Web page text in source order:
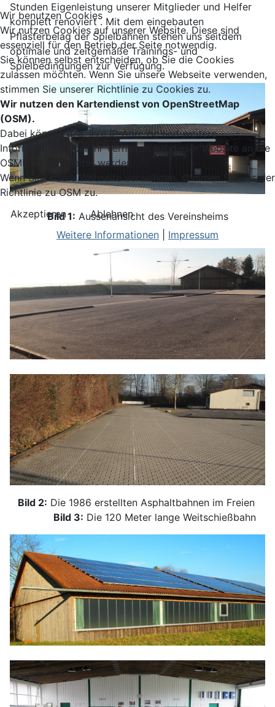
Stunden Eigenleistung unserer Mitglieder und Helfer
komplett renoviert . Mit dem eingebauten
Pflasterbelag der Spielbahnen stehen uns seitdem
optimale und zeitgemäße Trainings- und
Spielbedingungen zur Verfügung.
Bild 1: Aussenansicht des Vereinsheims
Bild 2: Die 1986 erstellten Asphaltbahnen im Freien
Bild 3: Die 120 Meter lange Weitschießbahn
Wir benutzen Cookies
Wir nutzen Cookies auf unserer Website. Diese sind
essenziell für den Betrieb der Seite notwendig.
Sie können selbst entscheiden, ob Sie die Cookies
zulassen möchten. Wenn Sie unsere Webseite verwenden,
stimmen Sie unserer Richtlinie zu Cookies zu.
Wir nutzen den Kartendienst von OpenStreetMap
(OSM).
Dabei können u. a. Ihre IP-Adresse und weitere
Informationen über Ihr Verhalten auf dieser Website an die
OSMF weitergeleitet werden.
Wenn Sie unsere Webseite verwenden, stimmen Sie unserer
Richtlinie zu OSM zu.
Akzeptieren
Ablehnen
Weitere Informationen
Impressum